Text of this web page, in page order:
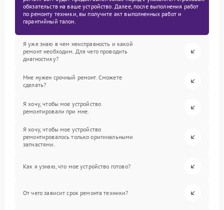
обязательств на ваше устройство. Далее, после выполнения работ
по ремонту техники, вы получите акт выполненных работ и
гарантийный талон.
Я уже знаю в чем неисправность и какой
ремонт необходим. Для чего проводить
диагностику?
Мне нужен срочный ремонт. Сможете
сделать?
Я хочу, чтобы мое устройство
ремонтировали при мне.
Я хочу, чтобы мое устройство
ремонтировалось только оригинальными
запчастями.
Как я узнаю, что мое устройство готово?
От чего зависит срок ремонта техники?